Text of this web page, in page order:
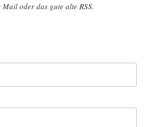
oder das gute alte RSS.